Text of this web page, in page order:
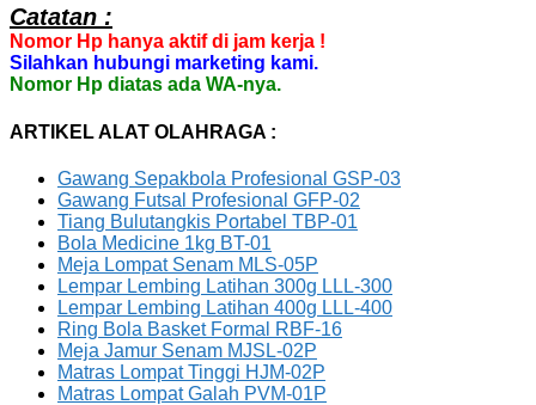
Catatan :
Nomor Hp hanya aktif di jam kerja !
Silahkan hubungi marketing kami.
Nomor Hp diatas ada WA-nya.
ARTIKEL ALAT OLAHRAGA :
Gawang Sepakbola Profesional GSP-03
Gawang Futsal Profesional GFP-02
Tiang Bulutangkis Portabel TBP-01
Bola Medicine 1kg BT-01
Meja Lompat Senam MLS-05P
Lempar Lembing Latihan 300g LLL-300
Lempar Lembing Latihan 400g LLL-400
Ring Bola Basket Formal RBF-16
Meja Jamur Senam MJSL-02P
Matras Lompat Tinggi HJM-02P
Matras Lompat Galah PVM-01P